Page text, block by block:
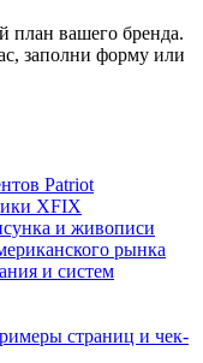
план вашего бренда.
заполни форму или